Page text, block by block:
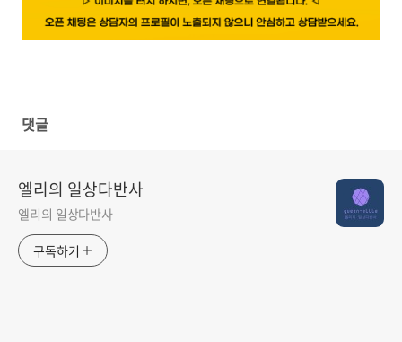
댓글
엘리의 일상다반사
엘리의 일상다반사
구독하기